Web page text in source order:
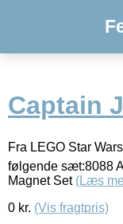
Captain
Fra LEGO Star
følgende sæt:8088
Magnet Set (Læs
0 kr. (Vis fragtpris)